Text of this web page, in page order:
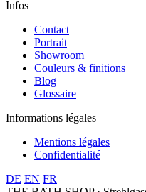
Infos
Contact
Portrait
Showroom
Couleurs & finitions
Blog
Glossaire
Informations légales
Mentions légales
Confidentialité
DE EN FR